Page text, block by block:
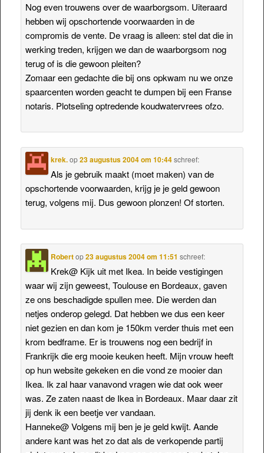
Nog even trouwens over de waarborgsom. Uiteraard
hebben wij opschortende voorwaarden in de
compromis de vente. De vraag is alleen: stel dat die in
werking treden, krijgen we dan de waarborgsom nog
terug of is die gewoon pleiten?
Zomaar een gedachte die bij ons opkwam nu we onze
spaarcenten worden geacht te dumpen bij een Franse
notaris. Plotseling optredende koudwatervrees ofzo.
krek.op23 augustus 2004 om 10:44 schreef:
Als je gebruik maakt (moet maken) van de
opschortende voorwaarden, krijg je je geld gewoon
terug, volgens mij. Dus gewoon plonzen! Of storten.
Robertop23 augustus 2004 om 11:51 schreef:
Krek@ Kijk uit met Ikea. In beide vestigingen
waar wij zijn geweest, Toulouse en Bordeaux, gaven
ze ons beschadigde spullen mee. Die werden dan
netjes onderop gelegd. Dat hebben we dus een keer
niet gezien en dan kom je 150km verder thuis met een
krom bedframe. Er is trouwens nog een bedrijf in
Frankrijk die erg mooie keuken heeft. Mijn vrouw heeft
op hun website gekeken en die vond ze mooier dan
Ikea. Ik zal haar vanavond vragen wie dat ook weer
was. Ze zaten naast de Ikea in Bordeaux. Maar daar zit
jij denk ik een beetje ver vandaan.
Hanneke@ Volgens mij ben je je geld kwijt. Aande
andere kant was het zo dat als de verkopende partij